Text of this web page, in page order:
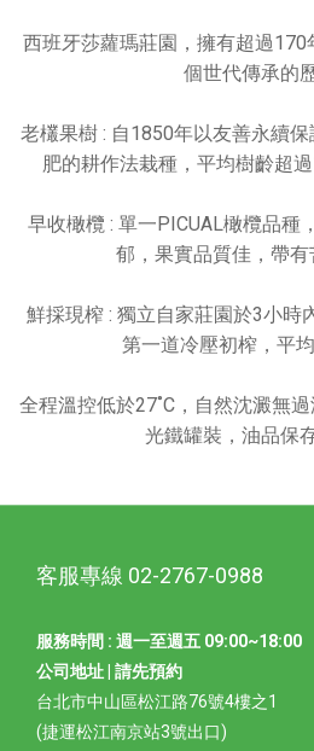
西班牙莎蘿瑪莊園，擁有超過
個世代傳承的
老欉果樹 : 自1850年以友善永續
肥的耕作法栽種，平均樹齡超
早收橄欖 : 單一PICUAL橄欖品種
郁，果實品質佳，帶有
鮮採現榨 : 獨立自家莊園於3小時
第一道冷壓初榨，平均
全程溫控低於27˚C，自然沈澱無
光鐵罐裝，油品保
客服專線 02-2767-0988
服務時間 : 週一至週五 09:00~18:00
公司地址 | 請先預約
台北市中山區松江路76號4樓之1
(捷運松江南京站3號出口)